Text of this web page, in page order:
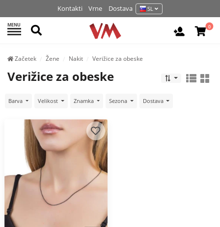
Kontakti Vrne Dostava SL
MENU Išči Prijava /
0
Začetek Žene Nakit Verižice za obeske
Verižice za obeske
Barva Velikost Znamka Sezona Dostava